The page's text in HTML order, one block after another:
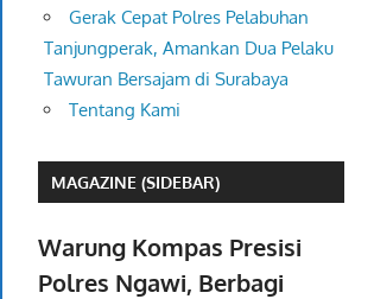
Gerak Cepat Polres Pelabuhan
Tanjungperak, Amankan Dua Pelaku
Tawuran Bersajam di Surabaya
Tentang Kami
MAGAZINE (SIDEBAR)
Warung Kompas Presisi
Polres Ngawi, Berbagi